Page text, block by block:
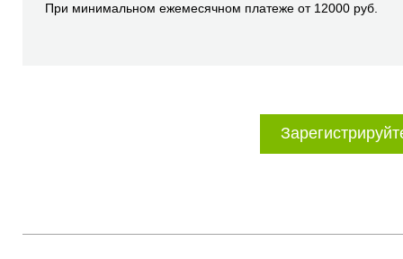
При минимальном ежемесячном платеже от 12000 руб.